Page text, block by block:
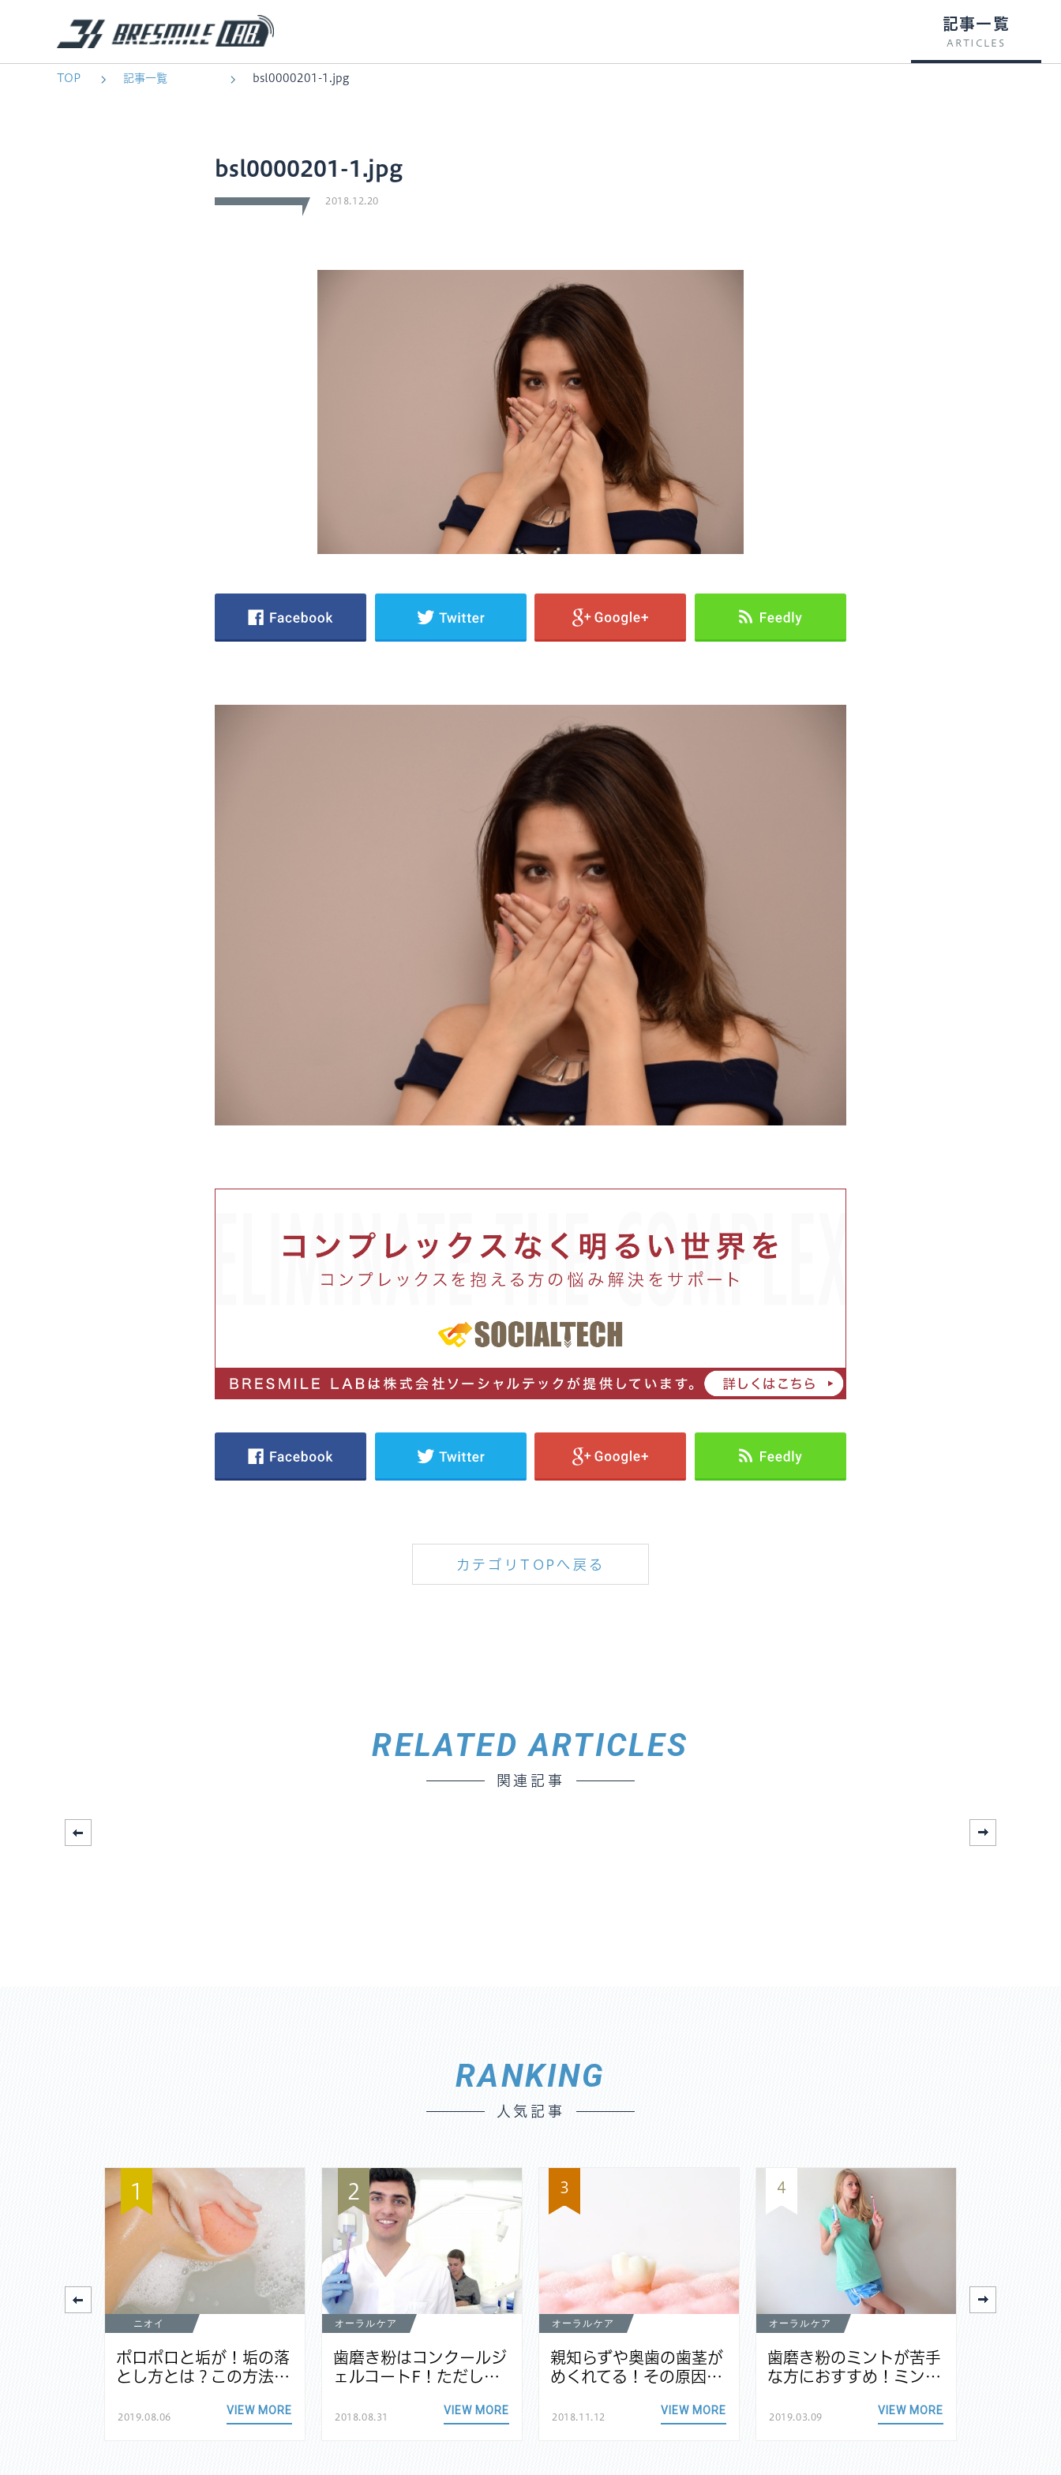
記事一覧
ARTICLES
TOP 記事一覧 bsl0000201-1.jpg
bsl0000201-1.jpg
2018.12.20
カテゴリTOPへ戻る
RELATED ARTICLES
関連記事
RANKING
人気記事
1
ニオイ
ポロポロと垢が！垢の落
とし方とは？この方法…
2019.08.06
VIEW MORE
2
オーラルケア
歯磨き粉はコンクールジ
ェルコートF！ただし…
2018.08.31
VIEW MORE
3
オーラルケア
親知らずや奥歯の歯茎が
めくれてる！その原因…
2018.11.12
VIEW MORE
4
オーラルケア
歯磨き粉のミントが苦手
な方におすすめ！ミン…
2019.03.09
VIEW MORE